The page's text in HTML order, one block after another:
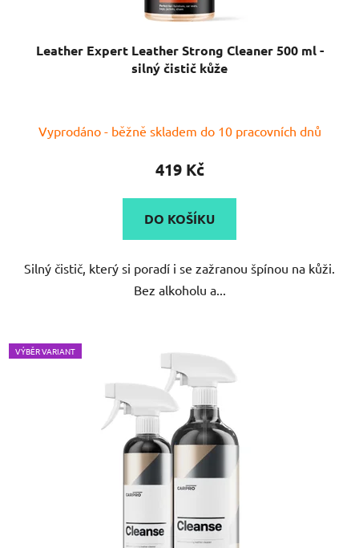
Leather Expert Leather Strong Cleaner 500 ml -
silný čistič kůže
Vyprodáno - běžně skladem do 10 pracovních dnů
419 Kč
DO KOŠÍKU
Silný čistič, který si poradí i se zažranou špínou na kůži.
Bez alkoholu a...
VÝBĚR VARIANT